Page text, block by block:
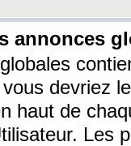
annonces
devriez
haut de
Les